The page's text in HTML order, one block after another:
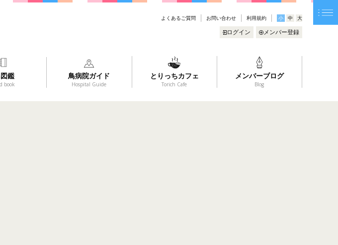
よくあるご質問 お問い合わせ 利用規約 小 中 大
ログイン メンバー登録
鑑
book
鳥病院ガイド
Hospital Guide
とりっちカフェ
Torich Cafe
メンバーブログ
Blog